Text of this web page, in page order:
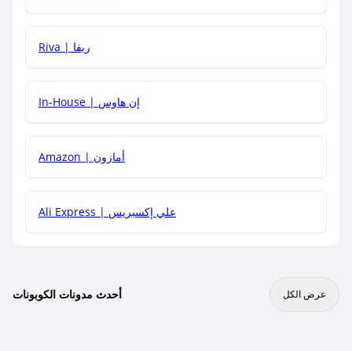
هل يمكنني جمع كود خصم مع العروض الأخرى؟
Riva | ريفا
In-House | إن هاوس
Amazon | أمازون
Ali Express | علي إكسبريس
أحدث مدونات الكوبونات عرض الكل